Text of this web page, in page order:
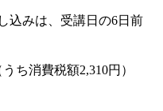
込みは、受講日の6日前
ち消費税額2,310円）